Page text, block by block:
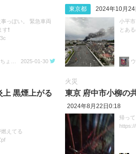
っぽい。 緊急車両
❗️
2025-01-30
東京都 2024年10月24
小平
とあ
上 黒煙上がる
えてる
火災
東京 府中市小柳の
2024年8月22日0:18
帰っ